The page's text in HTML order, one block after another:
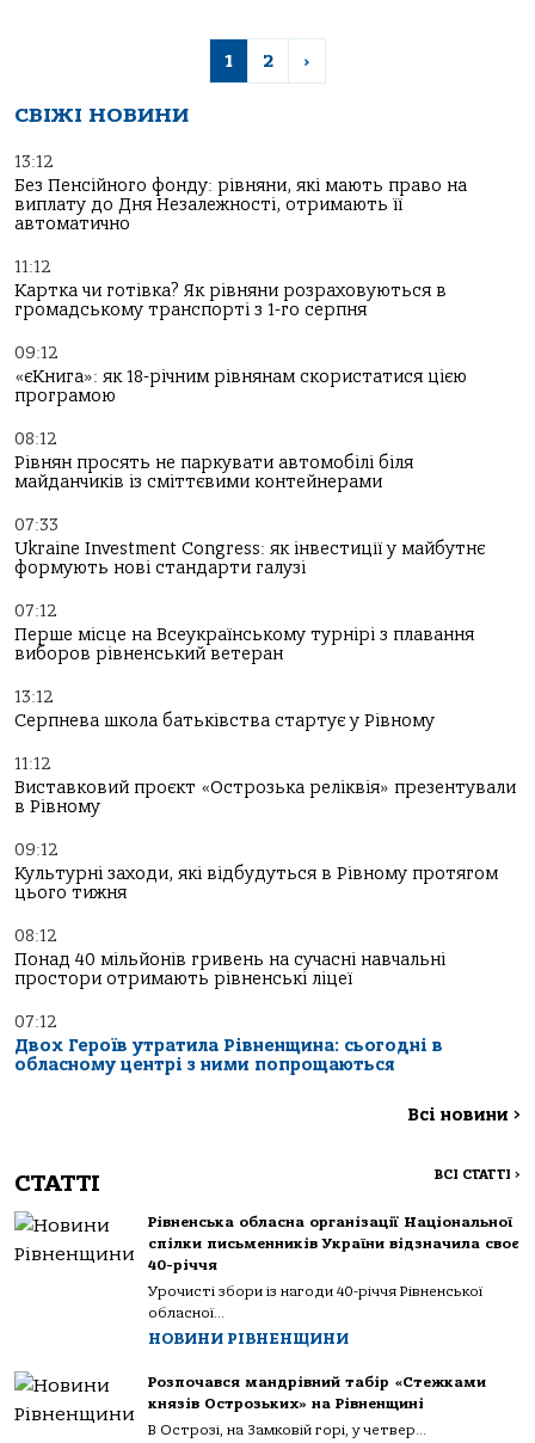
1 2 ›
СВІЖІ НОВИНИ
13:12
Без Пенсійного фонду: рівняни, які мають право на
виплату до Дня Незалежності, отримають її
автоматично
11:12
Картка чи готівка? Як рівняни розраховуються в
громадському транспорті з 1-го серпня
09:12
«єКнига»: як 18-річним рівнянам скористатися цією
програмою
08:12
Рівнян просять не паркувати автомобілі біля
майданчиків із сміттєвими контейнерами
07:33
Ukraine Investment Congress: як інвестиції у майбутнє
формують нові стандарти галузі
07:12
Перше місце на Всеукраїнському турнірі з плавання
виборов рівненський ветеран
13:12
Серпнева школа батьківства стартує у Рівному
11:12
Виставковий проєкт «Острозька реліквія» презентували
в Рівному
09:12
Культурні заходи, які відбудуться в Рівному протягом
цього тижня
08:12
Понад 40 мільйонів гривень на сучасні навчальні
простори отримають рівненські ліцеї
07:12
Двох Героїв утратила Рівненщина: сьогодні в
обласному центрі з ними попрощаються
Всі новини >
СТАТТІ ВСІ СТАТТІ >
Рівненська обласна організації Національної
спілки письменників України відзначила своє
40-річчя
Урочисті збори із нагоди 40-річчя Рівненської
обласної...
НОВИНИ РІВНЕНЩИНИ
Розпочався мандрівний табір «Стежками
князів Острозьких» на Рівненщині
В Острозі, на Замковій горі, у четвер...